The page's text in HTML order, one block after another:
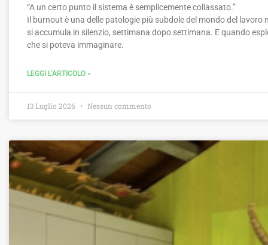
“A un certo punto il sistema è semplicemente collassato.”
Il burnout è una delle patologie più subdole del mondo del
si accumula in silenzio, settimana dopo settimana. E quando
che si poteva immaginare.
LEGGI L'ARTICOLO »
13 Luglio 2026 Nessun commento